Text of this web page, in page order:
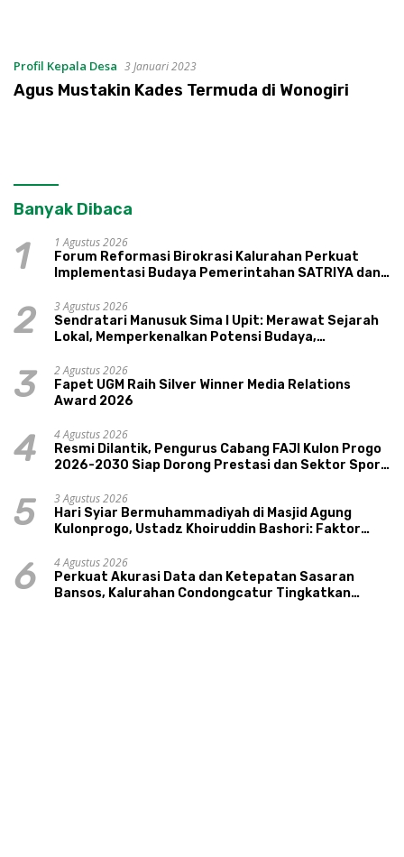
Profil Kepala Desa 3 Januari 2023
Agus Mustakin Kades Termuda di Wonogiri
Banyak Dibaca
1
1 Agustus 2026
Forum Reformasi Birokrasi Kalurahan Perkuat
Implementasi Budaya Pemerintahan SATRIYA dan
2
3 Agustus 2026
Sendratari Manusuk Sima I Upit: Merawat Sejarah
Lokal, Memperkenalkan Potensi Budaya,
3
2 Agustus 2026
Fapet UGM Raih Silver Winner Media Relations
Award 2026
4
4 Agustus 2026
Resmi Dilantik, Pengurus Cabang FAJI Kulon Progo
2026-2030 Siap Dorong Prestasi dan Sektor Sport
5
3 Agustus 2026
Hari Syiar Bermuhammadiyah di Masjid Agung
Kulonprogo, Ustadz Khoiruddin Bashori: Faktor
6
4 Agustus 2026
Perkuat Akurasi Data dan Ketepatan Sasaran
Bansos, Kalurahan Condongcatur Tingkatkan